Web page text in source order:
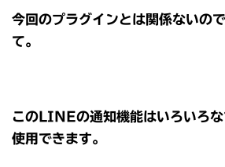
今回のプラグインとは関係ないの
て。
このLINEの通知機能はいろいろ
使用できます。